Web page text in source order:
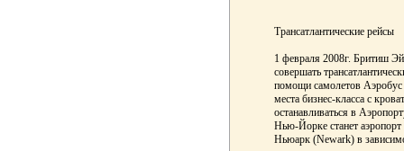
Трансатлантические рейсы
1 февраля 2008г. Бритиш
совершать
помощи самолетов Аэробус
места бизнес-класса с
останавливаться в
Нью-Йорке станет
Ньюарк (Newark) в